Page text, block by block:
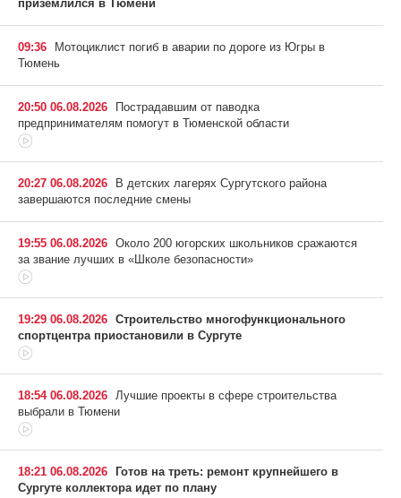
приземлился в Тюмени
09:36
Мотоциклист погиб в аварии по дороге из Югры в
Тюмень
20:50 06.08.2026
Пострадавшим от паводка
предпринимателям помогут в Тюменской области
20:27 06.08.2026
В детских лагерях Сургутского района
завершаются последние смены
19:55 06.08.2026 Около 200 югорских школьников сражаются
за звание лучших в «Школе безопасности»
19:29 06.08.2026 Строительство многофункционального
спортцентра приостановили в Сургуте
18:54 06.08.2026 Лучшие проекты в сфере строительства
выбрали в Тюмени
18:21 06.08.2026
Готов на треть: ремонт крупнейшего в
Сургуте коллектора идет по плану